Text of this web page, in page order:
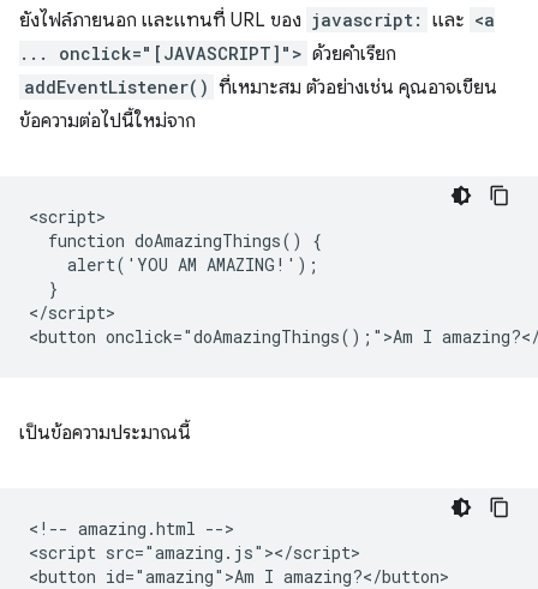
ยังไฟล์ภายนอก และแทนที่ URL ของ javascript: และ <a
... onclick="[JAVASCRIPT]"> ด้วยคําเรียก
addEventListener() ที่เหมาะสม ตัวอย่างเช่น คุณอาจเขียน
ข้อความต่อไปนี้ใหม่จาก
<script>
  function doAmazingThings() {
    alert('YOU AM AMAZING!');
  }
</script>
เป็นข้อความประมาณนี้
<!-- amazing.html -->
<script src="amazing.js"></script>
<button id="amazing">Am I amazing?</button>